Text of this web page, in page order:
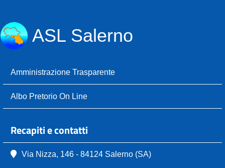
ASL Salerno
Amministrazione Trasparente
Albo Pretorio On Line
Recapiti e contatti
Via Nizza, 146 - 84124 Salerno (SA)